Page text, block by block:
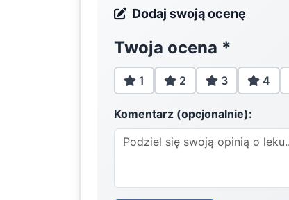
Dodaj swoją ocenę
Twoja ocena *
1 2 3 4
Komentarz (opcjonalnie):